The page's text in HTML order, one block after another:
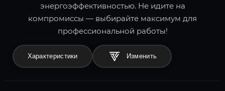
энергоэффективностью. Не идите на
компромиссы — выбирайте максимум для
профессиональной работы!
Характеристики